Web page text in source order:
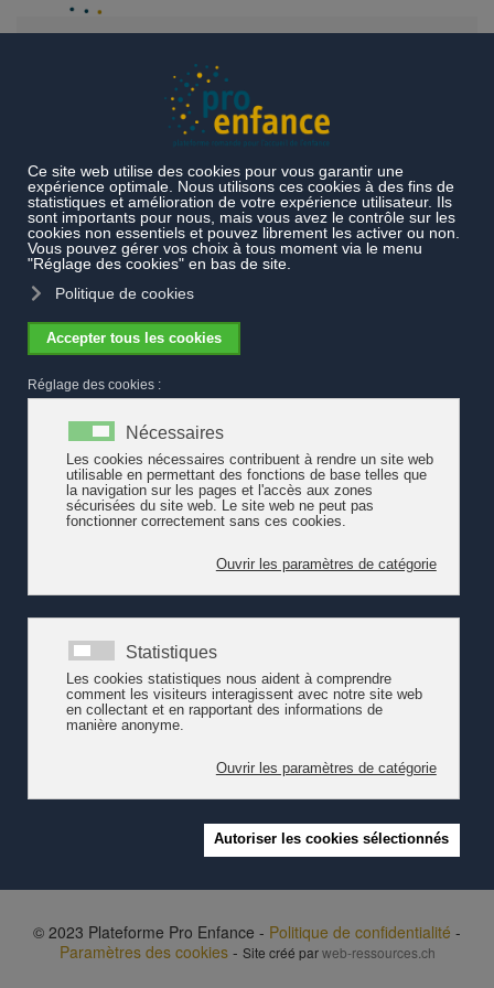
L'Association vaudoise des parents d'élèves ne
souhaite pas d'une offre parascolaire au rabais
L'Association vaudoise des parents
d'élèves ne souhaite pas d'une offre
parascolaire au rabais
intercommunal vaudois pour l'accueil parascolaire (EIAP),
volonté des communes de diminuer les coûts de l'offre et donc de
revoir à la baisse les normes de qualité.
L'APE-Vaud rejoint ainsi le point de vue des professionnels du
domaine et souligne le fait que l'engagement d'auxiliaires ne fait
pas forcément diminuer les coûts. Isabelle Russbach, éducatrice
de l'enfance, interpelle quant-à-elle l'opinion publique afin
d'arrêter les mythes et la culpabilisation devant des parents
démissionnaires. Les parents s’intéressent à ce que vivent leurs
enfants et ont besoin de les savoir en sécurité physique et
Lire l'article du 24Heures- 21 juin 2018
Lire la rubrique de l'Invitée du 24Heures- 21 juin 2018
suite à la consultation menée par l'EIAP
© 2023 Plateforme Pro Enfance - Politique de confidentialité -
Paramètres des cookies- Site créé parweb-ressources.ch